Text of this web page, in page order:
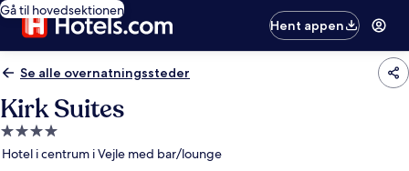
Gå til hovedsektionen
Hent appen
Se alle overnatningssteder
Kirk Suites
4.0-
stjernet
Hotel i centrum i Vejle med bar/lounge